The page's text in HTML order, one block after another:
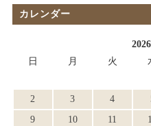
カレンダー
日
月 火
2
3 4
9
10 11